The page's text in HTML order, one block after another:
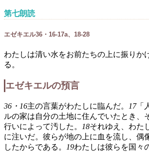
第七朗読
エゼキエル36・16-17a、18-28
わたしは清い水をお前たちの上に振りか
る。
エゼキエルの預言
36・16主の言葉がわたしに臨んだ。 17「
ルの家は自分の土地に住んでいたとき、
行いによって汚した。
18それゆえ、わた
に注いだ。彼らが地の上に血を流し、偶
したからである。
19わたしは彼らを国々